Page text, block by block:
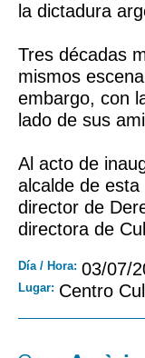
la dictadura
Tres décadas
mismos
embargo, con
lado de sus
Al acto de
alcalde de
director de
directora de
Día / Hora: 03/07/
Lugar: Centro